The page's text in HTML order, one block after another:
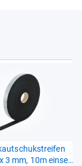
3 mm, 10m ein­sei­